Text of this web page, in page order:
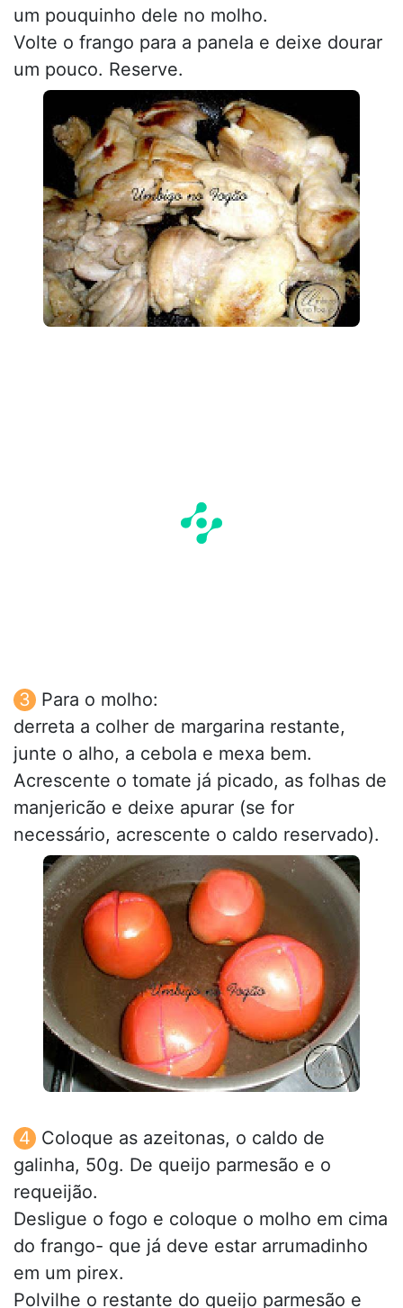
um pouquinho dele no molho.
Volte o frango para a panela e deixe dourar
um pouco. Reserve.
Para o molho:
derreta a colher de margarina restante,
junte o alho, a cebola e mexa bem.
Acrescente o tomate já picado, as folhas de
manjericão e deixe apurar (se for
necessário, acrescente o caldo reservado).
Coloque as azeitonas, o caldo de
galinha, 50g. De queijo parmesão e o
requeijão.
Desligue o fogo e coloque o molho em cima
do frango- que já deve estar arrumadinho
em um pirex.
Polvilhe o restante do queijo parmesão e